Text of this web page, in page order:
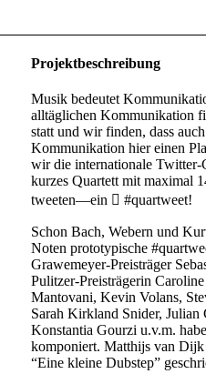
Projektbeschreibung
Musik bedeutet
alltäglichen Kommunikation
statt und wir finden, dass
Kommunikation hier einen
wir die internationale Twitter-
kurzes Quartett mit maximal
tweeten—ein  #quartweet!
Schon Bach, Webern und
Noten prototypische
Grawemeyer-Preisträger
Pulitzer-Preisträgerin
Mantovani, Kevin Volans,
Sarah Kirkland Snider, Julian
Konstantia Gourzi u.v.m.
komponiert. Matthijs van Dijk
“Eine kleine Dubstep”